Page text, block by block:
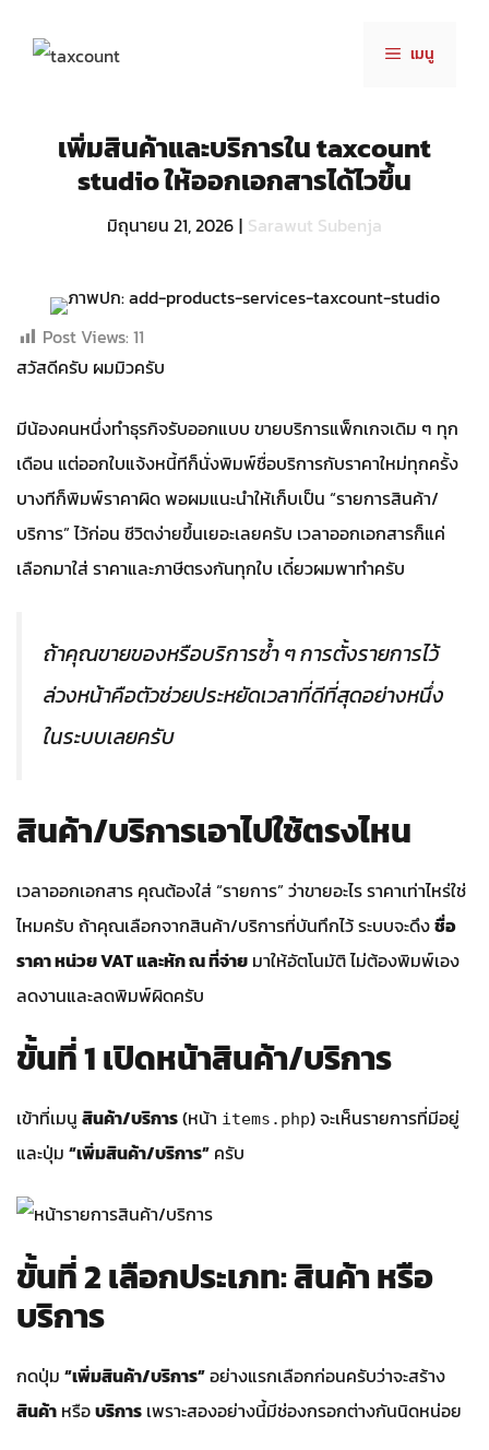
เมนู
เพิ่มสินค้าและบริการใน taxcount
studio ให้ออกเอกสารได้ไวขึ้น
มิถุนายน 21, 2026 | Sarawut Subenja
Post Views: 11
สวัสดีครับ ผมมิวครับ
มีน้องคนหนึ่งทำธุรกิจรับออกแบบ ขายบริการแพ็กเกจเดิม ๆ ทุก
เดือน แต่ออกใบแจ้งหนี้ทีก็นั่งพิมพ์ชื่อบริการกับราคาใหม่ทุกครั้ง
บางทีก็พิมพ์ราคาผิด พอผมแนะนำให้เก็บเป็น “รายการสินค้า/
บริการ” ไว้ก่อน ชีวิตง่ายขึ้นเยอะเลยครับ เวลาออกเอกสารก็แค่
เลือกมาใส่ ราคาและภาษีตรงกันทุกใบ เดี๋ยวผมพาทำครับ
ถ้าคุณขายของหรือบริการซ้ำ ๆ การตั้งรายการไว้
ล่วงหน้าคือตัวช่วยประหยัดเวลาที่ดีที่สุดอย่างหนึ่ง
ในระบบเลยครับ
สินค้า/บริการเอาไปใช้ตรงไหน
เวลาออกเอกสาร คุณต้องใส่ “รายการ” ว่าขายอะไร ราคาเท่าไหร่ใช่
ไหมครับ ถ้าคุณเลือกจากสินค้า/บริการที่บันทึกไว้ ระบบจะดึงชื่อ
ราคา หน่วย VAT และหัก ณ ที่จ่าย มาให้อัตโนมัติ ไม่ต้องพิมพ์เอง
ลดงานและลดพิมพ์ผิดครับ
ขั้นที่ 1 เปิดหน้าสินค้า/บริการ
เข้าที่เมนู สินค้า/บริการ(หน้า items.php) จะเห็นรายการที่มีอยู่
และปุ่ม “เพิ่มสินค้า/บริการ” ครับ
ขั้นที่ 2 เลือกประเภท: สินค้า หรือ
บริการ
กดปุ่ม “เพิ่มสินค้า/บริการ”อย่างแรกเลือกก่อนครับว่าจะสร้าง
สินค้า หรือบริการ เพราะสองอย่างนี้มีช่องกรอกต่างกันนิดหน่อย